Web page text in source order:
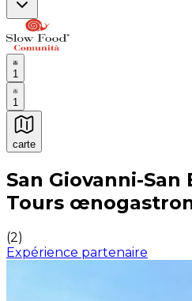
1
1
carte
Expériences culinaires
San Giovanni-
Tours
(2)
Expérience partenaire